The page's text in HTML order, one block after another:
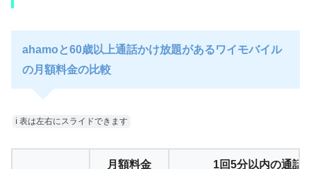
ahamoと60歳以上通話かけ放題があるワイモバイル
の月額料金の比較
ℹ︎ 表は左右にスライドできます
月額料金 1回5分以内の通話